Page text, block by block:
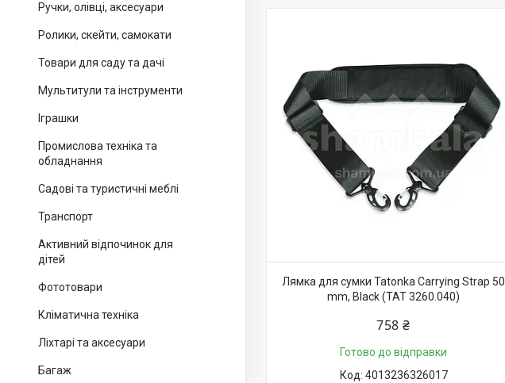
Ручки, олівці, аксесуари
Ролики, скейти, самокати
Товари для саду та дачі
Мультитули та інструменти
Іграшки
Промислова техніка та
обладнання
Садові та туристичні меблі
Транспорт
Активний відпочинок для
дітей
Фототовари
Кліматична техніка
Ліхтарі та аксесуари
Багаж
Лямка для сумки Tatonka Carrying Strap 50
mm, Black (TAT 3260.040)
758 ₴
Готово до відправки
4013236326017